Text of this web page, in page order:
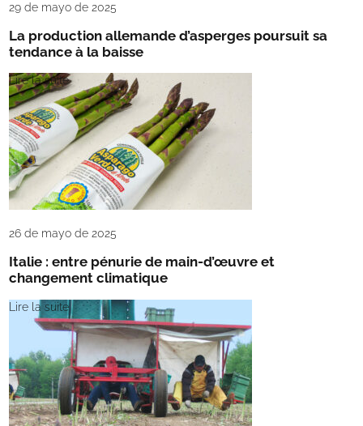
29 de mayo de 2025
La production allemande d’asperges poursuit sa
tendance à la baisse
Lire la suite
26 de mayo de 2025
Italie : entre pénurie de main-d’œuvre et
changement climatique
Lire la suite